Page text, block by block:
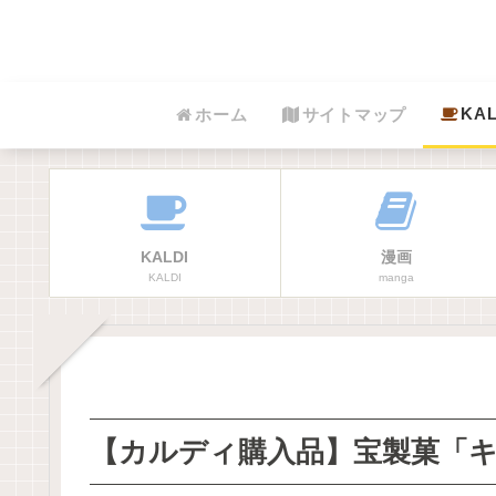
ホーム サイトマップ
KALDI
KALDI
漫画
manga
【カルディ購入品】宝製菓「